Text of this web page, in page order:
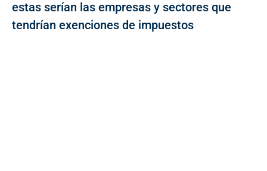
estas serían las empresas y sectores que
tendrían exenciones de impuestos